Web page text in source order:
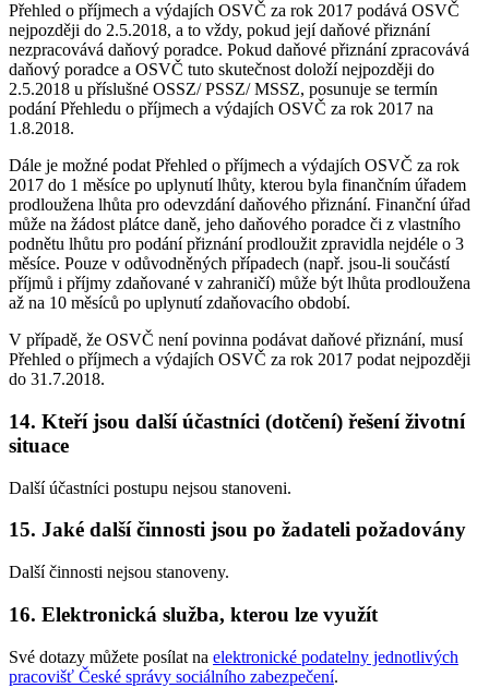
Přehled o příjmech a výdajích OSVČ za rok 2017 podává OSVČ
nejpozději do 2.5.2018, a to vždy, pokud její daňové přiznání
nezpracovává daňový poradce. Pokud daňové přiznání zpracovává
daňový poradce a OSVČ tuto skutečnost doloží nejpozději do
2.5.2018 u příslušné OSSZ/ PSSZ/ MSSZ, posunuje se termín
podání Přehledu o příjmech a výdajích OSVČ za rok 2017 na
1.8.2018.
Dále je možné podat Přehled o příjmech a výdajích OSVČ za rok
2017 do 1 měsíce po uplynutí lhůty, kterou byla finančním úřadem
prodloužena lhůta pro odevzdání daňového přiznání. Finanční úřad
může na žádost plátce daně, jeho daňového poradce či z vlastního
podnětu lhůtu pro podání přiznání prodloužit zpravidla nejdéle o 3
měsíce. Pouze v odůvodněných případech (např. jsou-li součástí
příjmů i příjmy zdaňované v zahraničí) může být lhůta prodloužena
až na 10 měsíců po uplynutí zdaňovacího období.
V případě, že OSVČ není povinna podávat daňové přiznání, musí
Přehled o příjmech a výdajích OSVČ za rok 2017 podat nejpozději
do 31.7.2018.
14. Kteří jsou další účastníci (dotčení) řešení životní
situace
Další účastníci postupu nejsou stanoveni.
15. Jaké další činnosti jsou po žadateli požadovány
Další činnosti nejsou stanoveny.
16. Elektronická služba, kterou lze využít
Své dotazy můžete posílat na elektronické podatelny jednotlivých
pracovišť České správy sociálního zabezpečení.